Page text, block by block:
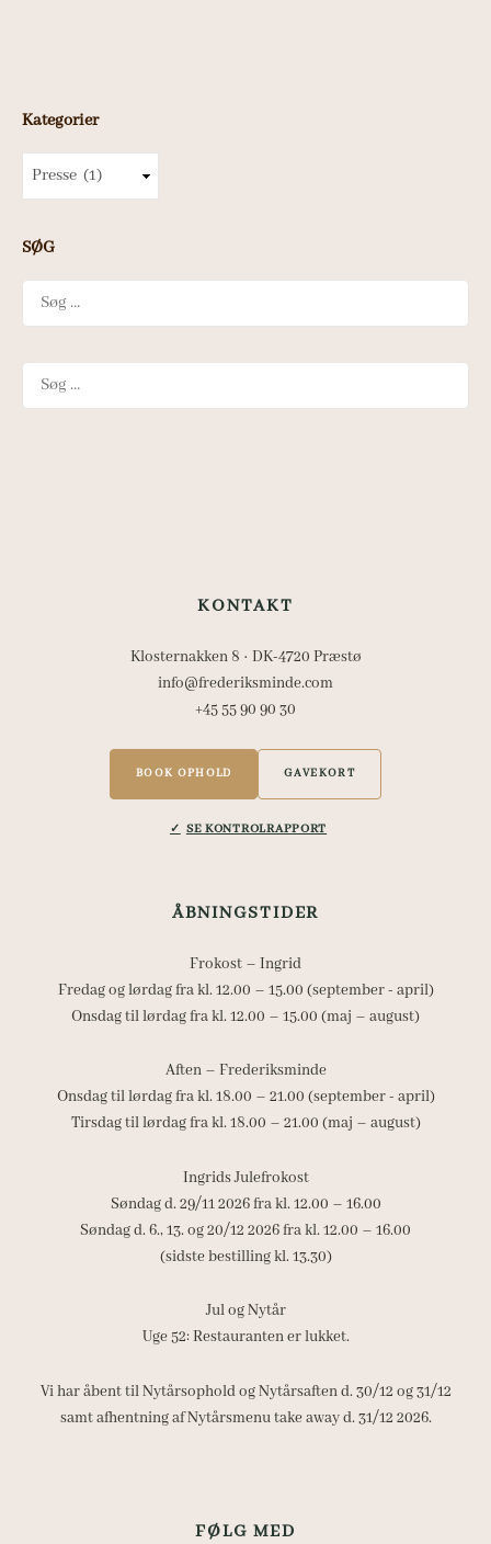
Kategorier
Kategorier
SØG
Søg
efter:
Søg
efter:
KONTAKT
Klosternakken 8 · DK-4720 Præstø
info@frederiksminde.com
+45 55 90 90 30
BOOK OPHOLD GAVEKORT
SE KONTROLRAPPORT
ÅBNINGSTIDER
Frokost – Ingrid
Fredag og lørdag fra kl. 12.00 – 15.00 (september - april)
Onsdag til lørdag fra kl. 12.00 – 15.00 (maj – august)
Aften – Frederiksminde
Onsdag til lørdag fra kl. 18.00 – 21.00 (september - april)
Tirsdag til lørdag fra kl. 18.00 – 21.00 (maj – august)
Ingrids Julefrokost
Søndag d. 29/11 2026 fra kl. 12.00 – 16.00
Søndag d. 6., 13. og 20/12 2026 fra kl. 12.00 – 16.00
(sidste bestilling kl. 13.30)
Jul og Nytår
Uge 52: Restauranten er lukket.
Vi har åbent til Nytårsophold og Nytårsaften d. 30/12 og 31/12
samt afhentning af Nytårsmenu take away d. 31/12 2026.
FØLG MED